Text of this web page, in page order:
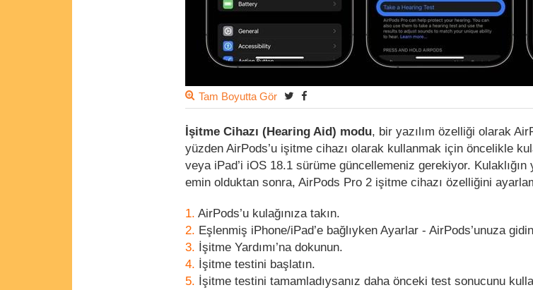
Tam Boyutta Gör
İşitme Cihazı (Hearing Aid) modu, bir yazılım özelliği olarak
yüzden AirPods’u işitme cihazı olarak kullanmak için öncelikle
veya iPad’i iOS 18.1 sürüme güncellemeniz gerekiyor.
emin olduktan sonra, AirPods Pro 2 işitme cihazı özelliğini
AirPods’u kulağınıza takın.
Eşlenmiş iPhone/iPad’e bağlıyken Ayarlar - AirPods’unuza
İşitme Yardımı’na dokunun.
İşitme testini başlatın.
İşitme testini tamamladıysanız daha önceki test sonucunu